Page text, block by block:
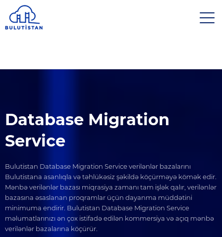
Database Migration
Service
Bulutistan Database Migration Service verilənlər bazalarını
Bulutistana asanlıqla və təhlükəsiz şəkildə köçürməyə kömək edir.
Mənbə verilənlər bazası miqrasiya zamanı tam işlək qalır, verilənlər
bazasına əsaslanan proqramlar üçün dayanma müddətini
minimuma endirir. Bulutistan Database Migration Service
məlumatlarınızı ən çox istifadə edilən kommersiya və açıq mənbə
verilənlər bazalarına köçürür.